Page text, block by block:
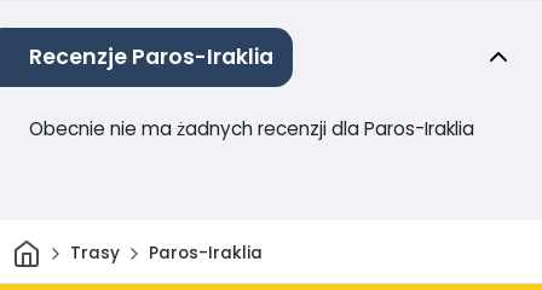
Recenzje Paros-Iraklia
Obecnie nie ma żadnych recenzji dla Paros-Iraklia
DomTrasy Paros-Iraklia